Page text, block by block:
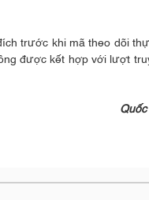
trước khi mã theo dõi
được kết hợp với lượt